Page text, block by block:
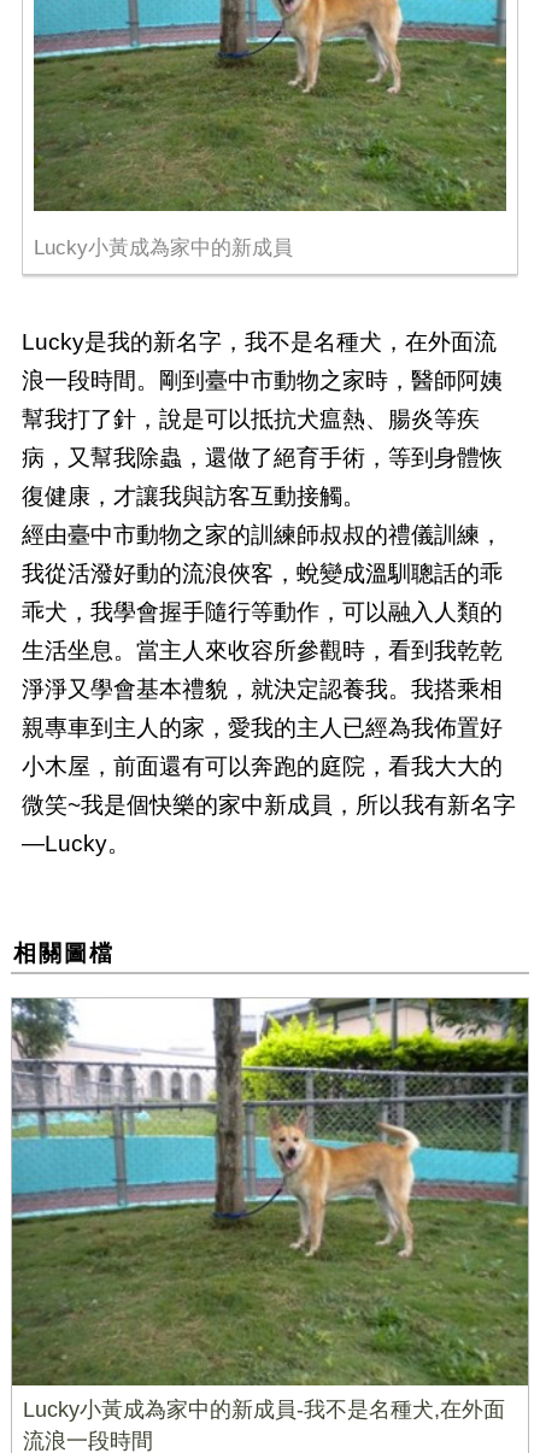
Lucky小黃成為家中的新成員
Lucky是我的新名字，我不是名種犬，在外面流
浪一段時間。剛到臺中市動物之家時，醫師阿姨
幫我打了針，說是可以抵抗犬瘟熱、腸炎等疾
病，又幫我除蟲，還做了絕育手術，等到身體恢
復健康，才讓我與訪客互動接觸。
經由臺中市動物之家的訓練師叔叔的禮儀訓練，
我從活潑好動的流浪俠客，蛻變成溫馴聰話的乖
乖犬，我學會握手隨行等動作，可以融入人類的
生活坐息。當主人來收容所參觀時，看到我乾乾
淨淨又學會基本禮貌，就決定認養我。我搭乘相
親專車到主人的家，愛我的主人已經為我佈置好
小木屋，前面還有可以奔跑的庭院，看我大大的
微笑~我是個快樂的家中新成員，所以我有新名字
—Lucky。
相關圖檔
Lucky小黃成為家中的新成員-我不是名種犬,在外面
流浪一段時間